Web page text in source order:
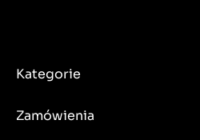
Kategorie
Zamówienia